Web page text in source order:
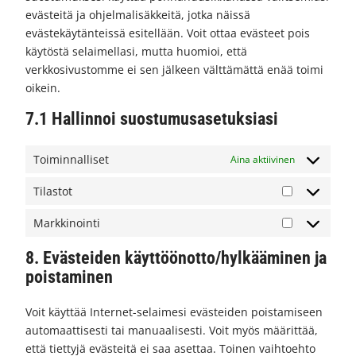
evästeitä ja ohjelmalisäkkeitä, jotka näissä
evästekäytänteissä esitellään. Voit ottaa evästeet pois
käytöstä selaimellasi, mutta huomioi, että
verkkosivustomme ei sen jälkeen välttämättä enää toimi
oikein.
7.1 Hallinnoi suostumusasetuksiasi
Toiminnalliset Aina aktiivinen
Tilastot Tilastot
Markkinointi Markkinointi
8. Evästeiden käyttöönotto/hylkääminen ja
poistaminen
Voit käyttää Internet-selaimesi evästeiden poistamiseen
automaattisesti tai manuaalisesti. Voit myös määrittää,
että tiettyjä evästeitä ei saa asettaa. Toinen vaihtoehto